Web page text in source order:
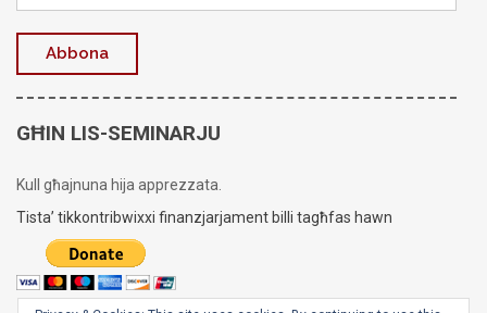
GĦIN LIS-SEMINARJU
Kull għajnuna hija apprezzata.
Tista’ tikkontribwixxi finanzjarjament billi tagħfas hawn